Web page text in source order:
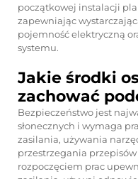
początkowej instalacji
zapewniając
pojemność elektryczną
systemu.
Jakie środki
zachować
Bezpieczeństwo jest
słonecznych i wymaga
zasilania, używania
przestrzegania
rozpoczęciem prac